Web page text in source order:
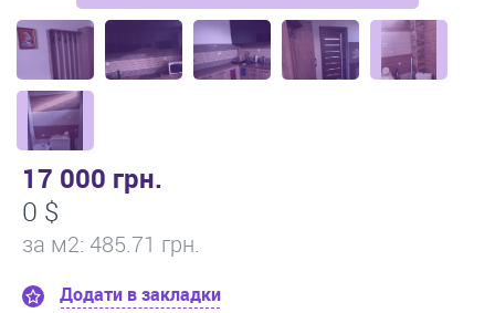
17 000 грн.
0 $
за м2: 485.71 грн.
Додати в закладки